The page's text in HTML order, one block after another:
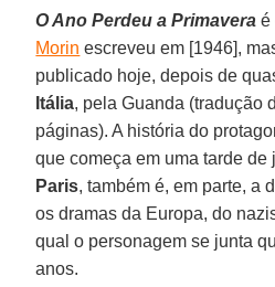
O Ano Perdeu a Primavera é
Morin escreveu em [1946],
publicado hoje, depois de
Itália, pela Guanda (tradução
páginas). A história do
que começa em uma tarde de
Paris, também é, em parte, a
os dramas da Europa, do
qual o personagem se junta
anos.